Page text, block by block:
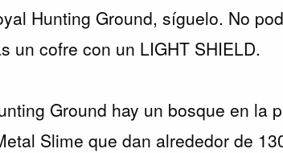
Hunting Ground, síguelo. No
un cofre con un LIGHT SHIELD.
Ground hay un bosque en la
Slime que dan alrededor de